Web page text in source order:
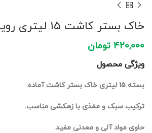
خاک بستر کاشت 15 لیتری رویش
420,000 تومان
ویژگی محصول
بسته 15 لیتری خاک بستر کاشت آماده.
ترکیب سبک و مغذی با زهکشی مناسب.
حاوی مواد آلی و معدنی مفید.